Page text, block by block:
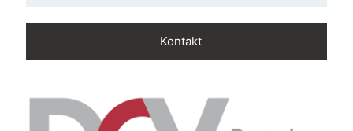
Kontakt